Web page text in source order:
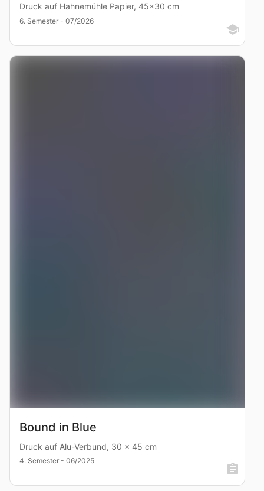
Druck auf Hahnemühle Papier, 45x30 cm
6. Semester - 07/2026
Bound in Blue
Druck auf Alu-Verbund, 30 x 45 cm
4. Semester - 06/2025